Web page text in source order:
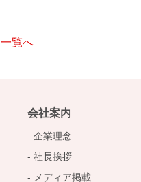
一覧へ
会社案内
企業理念
社長挨拶
メディア掲載